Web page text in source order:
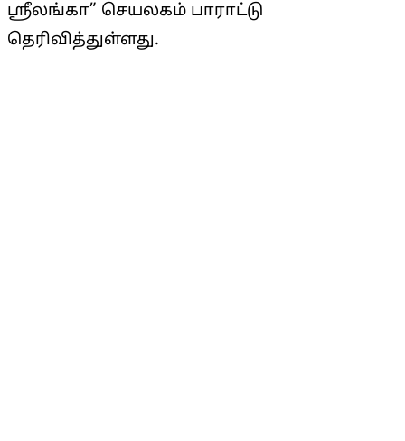
ஸ்ரீலங்கா” செயலகம் பாராட்டு
தெரிவித்துள்ளது.